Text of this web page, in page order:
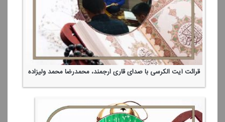
قرائت آیت الكرسی با صدای قاری ارجمند، محمدرضا محمد ولیزاده